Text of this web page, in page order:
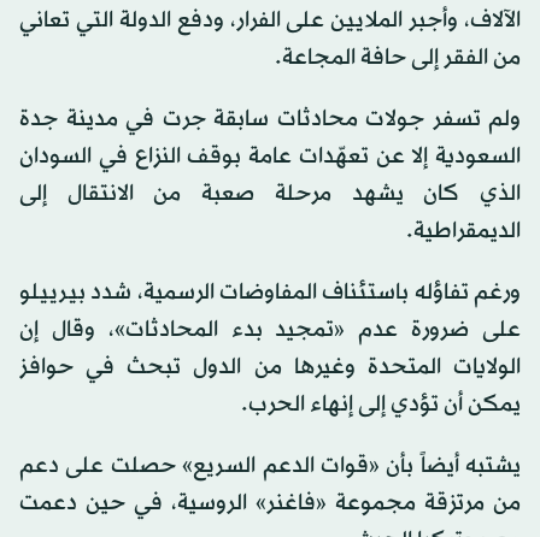
الآلاف، وأجبر الملايين على الفرار، ودفع الدولة التي تعاني
من الفقر إلى حافة المجاعة.
ولم تسفر جولات محادثات سابقة جرت في مدينة جدة
السعودية إلا عن تعهّدات عامة بوقف النزاع في السودان
الذي كان يشهد مرحلة صعبة من الانتقال إلى
الديمقراطية.
ورغم تفاؤله باستئناف المفاوضات الرسمية، شدد بيرييلو
على ضرورة عدم «تمجيد بدء المحادثات»، وقال إن
الولايات المتحدة وغيرها من الدول تبحث في حوافز
يمكن أن تؤدي إلى إنهاء الحرب.
يشتبه أيضاً بأن «قوات الدعم السريع» حصلت على دعم
من مرتزقة مجموعة «فاغنر» الروسية، في حين دعمت